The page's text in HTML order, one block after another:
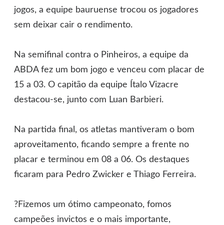
jogos, a equipe bauruense trocou os jogadores
sem deixar cair o rendimento.
Na semifinal contra o Pinheiros, a equipe da
ABDA fez um bom jogo e venceu com placar de
15 a 03. O capitão da equipe Ítalo Vizacre
destacou-se, junto com Luan Barbieri.
Na partida final, os atletas mantiveram o bom
aproveitamento, ficando sempre a frente no
placar e terminou em 08 a 06. Os destaques
ficaram para Pedro Zwicker e Thiago Ferreira.
?Fizemos um ótimo campeonato, fomos
campeões invictos e o mais importante,